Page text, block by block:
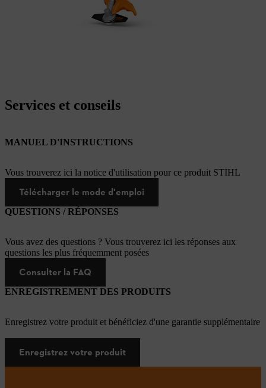
Services et conseils
MANUEL D'INSTRUCTIONS
Vous trouverez ici la notice d'utilisation pour ce produit STIHL
Télécharger le mode d'emploi
QUESTIONS / RÉPONSES
Vous avez des questions ? Vous trouverez ici les réponses aux
questions les plus fréquemment posées
Consulter la FAQ
ENREGISTREMENT DES PRODUITS
Enregistrez votre produit et bénéficiez d'une garantie supplémentaire
Enregistrez votre produit